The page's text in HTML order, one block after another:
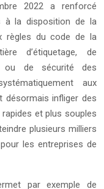
2022 a renforcé
à la disposition de la
règles du code de la
d’étiquetage, de
ou de sécurité des
aux
désormais infliger des
et plus souples
plusieurs milliers
les entreprises de
par exemple de